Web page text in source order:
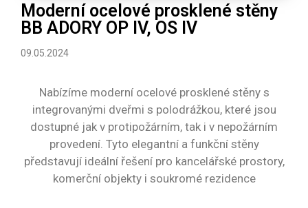
Moderní ocelové prosklené stěny
BB ADORY OP IV, OS IV
09.05.2024
Nabízíme moderní ocelové prosklené stěny s
integrovanými dveřmi s polodrážkou, které jsou
dostupné jak v protipožárním, tak i v nepožárním
provedení. Tyto elegantní a funkční stěny
představují ideální řešení pro kancelářské prostory,
komerční objekty i soukromé rezidence